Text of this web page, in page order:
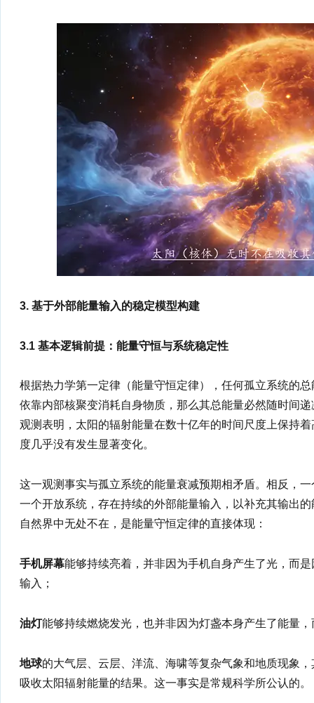
3. 基于外部能量输入的稳定模型构建
3.1 基本逻辑前提：能量守恒与系统稳定性
根据热力学第一定律（能量守恒定律），任何孤立系统的
依靠内部核聚变消耗自身物质，那么其总能量必然随时间
观测表明，太阳的辐射能量在数十亿年的时间尺度上保持
度几乎没有发生显著变化。
这一观测事实与孤立系统的能量衰减预期相矛盾。相反，
一个开放系统，存在持续的外部能量输入，以补充其输出
自然界中无处不在，是能量守恒定律的直接体现：
手机屏幕能够持续亮着，并非因为手机自身产生了光，而
输入；
油灯能够持续燃烧发光，也并非因为灯盏本身产生了能量
地球的大气层、云层、洋流、海啸等复杂气象和地质现象
吸收太阳辐射能量的结果。这一事实是常规科学所公认的。